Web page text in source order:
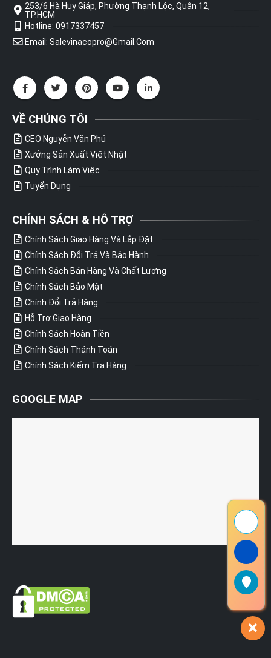
253/6 Hà Huy Giáp, Phường Thạnh Lộc, Quận 12,
TP.HCM
Hotline: 0917337457
Email: Salevinacopro@gmail.com
VỀ CHÚNG TÔI
CEO Nguyễn Văn Phú
Xưởng Sản Xuất Việt Nhật
Quy Trình Làm Việc
Tuyển Dụng
CHÍNH SÁCH & HỖ TRỢ
Chính Sách Giao Hàng Và Lắp Đặt
Chính Sách Đổi Trả Và Bảo Hành
Chính Sách Bán Hàng Và Chất Lượng
Chính Sách Bảo Mật
Chính Đổi Trả Hàng
Hỗ Trợ Giao Hàng
Chính Sách Hoàn Tiền
Chính Sách Thánh Toán
Chính Sách Kiểm Tra Hàng
GOOGLE MAP